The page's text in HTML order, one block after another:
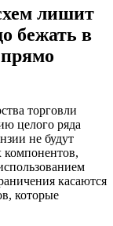
лишит
бежать в
торговли
целого ряда
не будут
компонентов,
касаются
которые